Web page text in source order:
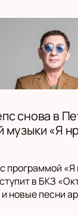
снова в
музыки «Я
программой
в БКЗ
новые песни